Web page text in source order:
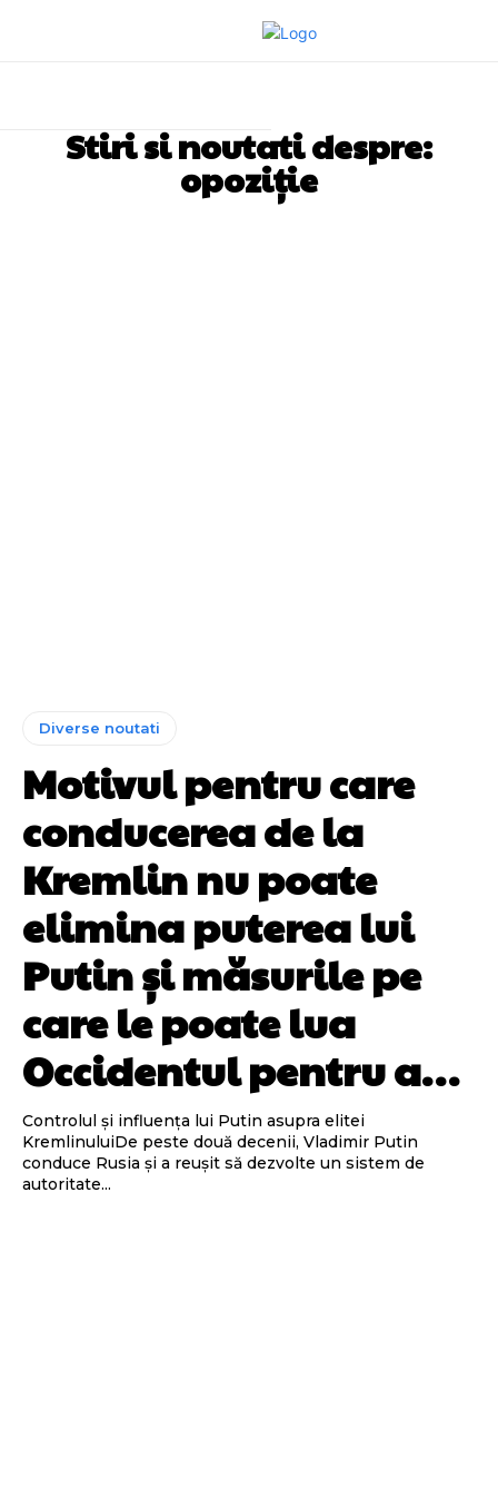
Stiri si noutati despre:
opoziție
Diverse noutati
Motivul pentru care
conducerea de la
Kremlin nu poate
elimina puterea lui
Putin și măsurile pe
care le poate lua
Occidentul pentru a…
Controlul și influența lui Putin asupra elitei
KremlinuluiDe peste două decenii, Vladimir Putin
conduce Rusia și a reușit să dezvolte un sistem de
autoritate...